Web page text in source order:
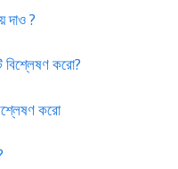
দাও ?
বিশ্লেষণ করো?
করো